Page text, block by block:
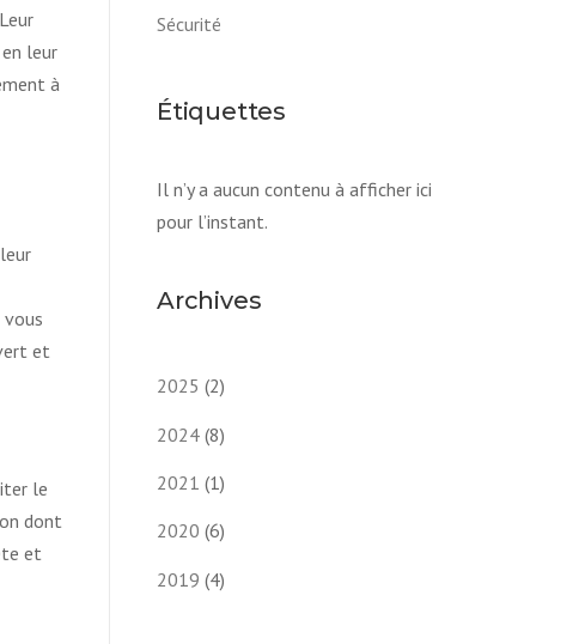
leur
à
et
le
dont
et
Sécurité
Étiquettes
Il n’y a aucun contenu à afficher ici
pour l’instant.
Archives
2025 (2)
2024 (8)
2021 (1)
2020 (6)
2019 (4)